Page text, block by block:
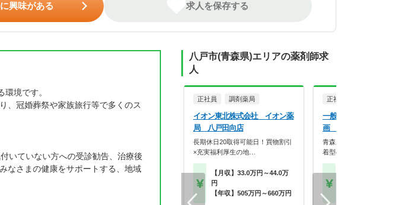
興味がある 求人を保存する
境です。
、冠婚葬祭や家族旅行等で多くのス
いていない方への受診勧告、治療後
なさまの健康をサポートする、地域
八戸市(青森県)エリアの薬剤師求
人
正社員 調剤薬局
イオン東北株式会社 イオン薬
局 八戸田向店
長期休日20取得可能日！買物割引
×充実福利厚生の地…
【月収】33.0万円～44.0万
円
【年収】505万円～660万円
正社員
一般社団法人あおもり健
画 あけぼの薬局 八戸店
青森県内に5店舗を展開！地
着型の薬局です。